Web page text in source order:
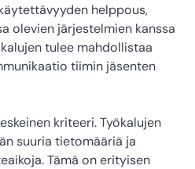
helppous,
olevien järjestelmien kanssa
tulee mahdollistaa
tiimin jäsenten
kriteeri. Työkalujen
suuria tietomääriä ja
Tämä on erityisen